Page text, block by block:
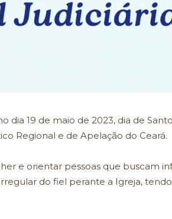
dia 19 de maio de 2023, dia de
Regional e de Apelação do Ceará.
e orientar pessoas que buscam
do fiel perante a Igreja,